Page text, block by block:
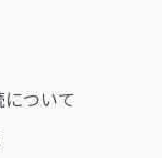
ついて